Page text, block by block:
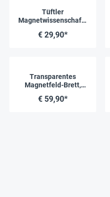
Tüftler
Magnetwissenschaftli
€ 29,90*
Transparentes
Magnetfeld-Brett,
€ 59,90*